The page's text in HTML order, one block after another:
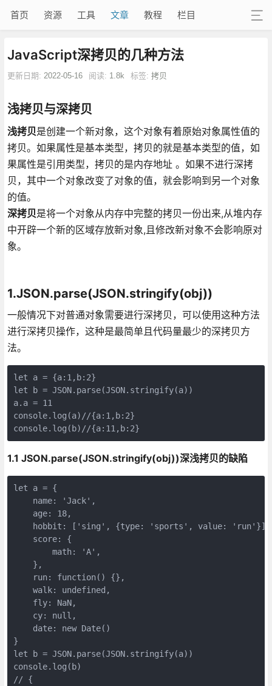
首页 资源 工具 文章 教程 栏目
JavaScript深拷贝的几种方法
更新日期: 2022-05-16 阅读: 1.8k 标签: 拷贝
浅拷贝与深拷贝
浅拷贝是创建一个新对象，这个对象有着原始对象属性值的
拷贝。如果属性是基本类型，拷贝的就是基本类型的值，如
果属性是引用类型，拷贝的是内存地址 。如果不进行深拷
贝，其中一个对象改变了对象的值，就会影响到另一个对象
的值。
深拷贝是将一个对象从内存中完整的拷贝一份出来,从堆内存
中开辟一个新的区域存放新对象,且修改新对象不会影响原对
象。
1.JSON.parse(JSON.stringify(obj))
一般情况下对普通对象需要进行深拷贝，可以使用这种方法
进行深拷贝操作，这种是最简单且代码量最少的深拷贝方
法。
let a = {a:1,b:2}
let b = JSON.parse(JSON.stringify(a))
a.a = 11
console.log(a)//{a:1,b:2}
1.1 JSON.parse(JSON.stringify(obj))深浅拷贝的缺陷
let a = {
    name: 'Jack',
    age: 18,
    hobbit: ['sing', {type: 'sports', value: 'run'}],
    score: {
        math: 'A',
    },
    run: function() {},
    walk: undefined,
    fly: NaN,
    cy: null,
    date: new Date()
}
let b = JSON.parse(JSON.stringify(a))
console.log(b)
// {